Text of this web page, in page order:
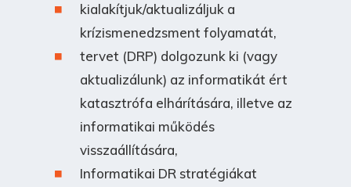
kialakítjuk/aktualizáljuk a
krízismenedzsment folyamatát,
tervet (DRP) dolgozunk ki (vagy
aktualizálunk) az informatikát ért
katasztrófa elhárítására, illetve az
informatikai működés
visszaállítására,
Informatikai DR stratégiákat